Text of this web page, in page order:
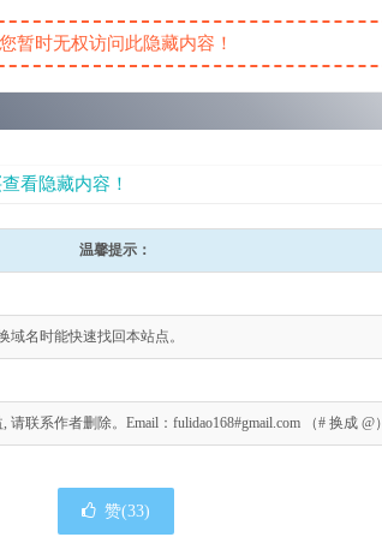
您暂时无权访问此隐藏内容！
看隐藏内容！
温馨提示：
名时能快速找回本站点。
系作者删除。Email：fulidao168#gmail.com （# 换成 @）
赞(33)